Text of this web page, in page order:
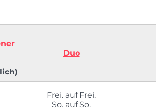
Duo
Frei. auf Frei.
So. auf So.